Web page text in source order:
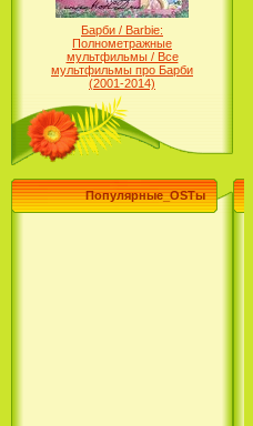
Барби / Barbie:
Полнометражные
мультфильмы / Все
мультфильмы про Барби
(2001-2014)
Популярные_OSTы